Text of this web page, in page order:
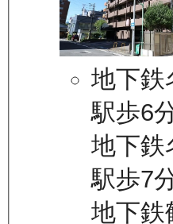
地下鉄
駅歩6
地下鉄
駅歩7
地下鉄